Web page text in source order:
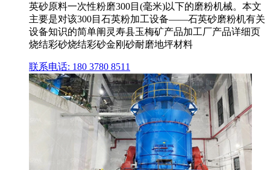
英砂原料一次性粉磨300目(毫米)以下的磨粉机械。本文
主要是对该300目石英粉加工设备——石英砂磨粉机有关
设备知识的简单阐灵寿县玉梅矿产品加工厂产品详细页
烧结彩砂烧结彩砂金刚砂耐磨地坪材料
联系电话: 180 3780 8511